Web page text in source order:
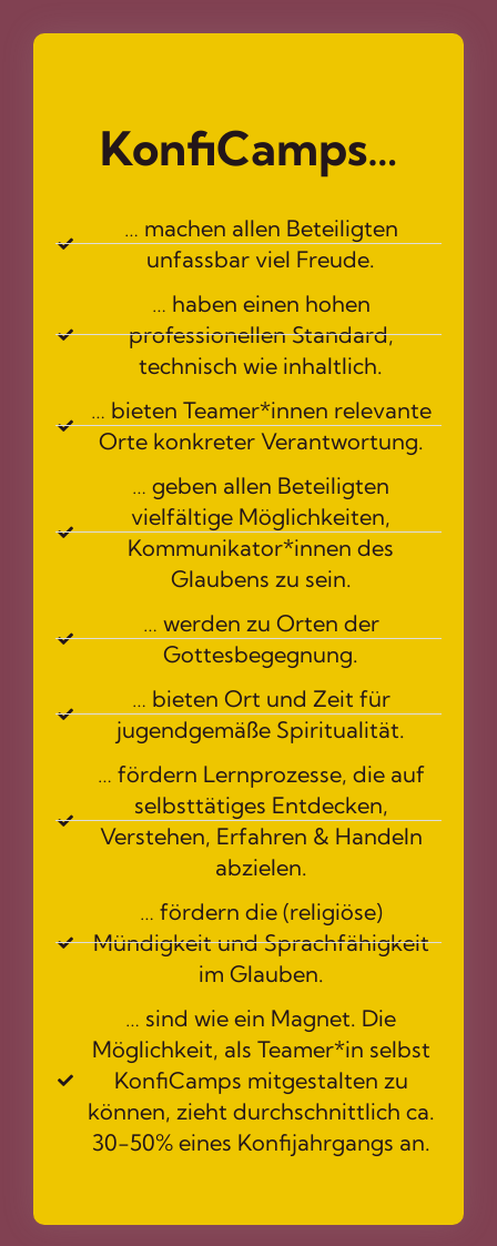
KonfiCamps…
… machen allen Beteiligten
unfassbar viel Freude.
… haben einen hohen
professionellen Standard,
technisch wie inhaltlich.
… bieten Teamer*innen relevante
Orte konkreter Verantwortung.
… geben allen Beteiligten
vielfältige Möglichkeiten,
Kommunikator*innen des
Glaubens zu sein.
… werden zu Orten der
Gottesbegegnung.
… bieten Ort und Zeit für
jugendgemäße Spiritualität.
… fördern Lernprozesse, die auf
selbsttätiges Entdecken,
Verstehen, Erfahren & Handeln
abzielen.
… fördern die (religiöse)
Mündigkeit und Sprachfähigkeit
im Glauben.
… sind wie ein Magnet. Die
Möglichkeit, als Teamer*in selbst
KonfiCamps mitgestalten zu
können, zieht durchschnittlich ca.
30-50% eines Konfijahrgangs an.